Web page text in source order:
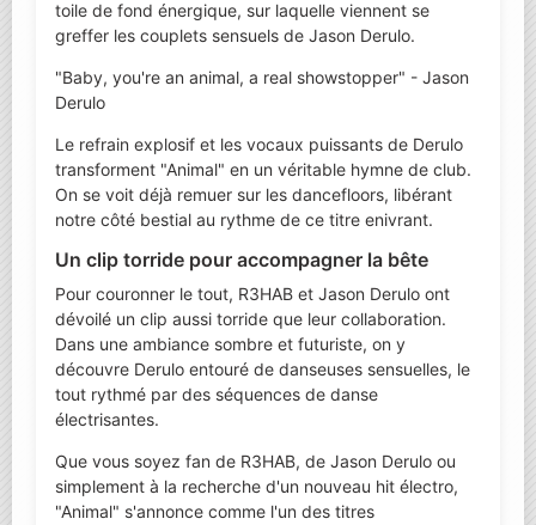
toile de fond énergique, sur laquelle viennent se
greffer les couplets sensuels de Jason Derulo.
"Baby, you're an animal, a real showstopper" - Jason
Derulo
Le refrain explosif et les vocaux puissants de Derulo
transforment "Animal" en un véritable hymne de club.
On se voit déjà remuer sur les dancefloors, libérant
notre côté bestial au rythme de ce titre enivrant.
Un clip torride pour accompagner la bête
Pour couronner le tout, R3HAB et Jason Derulo ont
dévoilé un clip aussi torride que leur collaboration.
Dans une ambiance sombre et futuriste, on y
découvre Derulo entouré de danseuses sensuelles, le
tout rythmé par des séquences de danse
électrisantes.
Que vous soyez fan de R3HAB, de Jason Derulo ou
simplement à la recherche d'un nouveau hit électro,
"Animal" s'annonce comme l'un des titres